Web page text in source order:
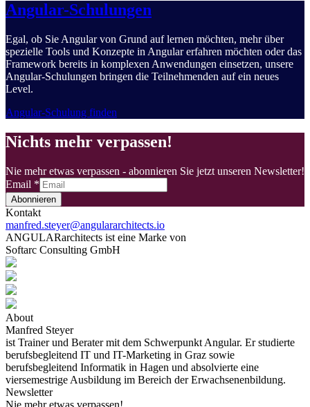
Angular-Schulungen
Egal, ob Sie Angular von Grund auf lernen möchten, mehr über
spezielle Tools und Konzepte in Angular erfahren möchten oder das
Framework bereits in komplexen Anwendungen einsetzen, unsere
Angular-Schulungen bringen die Teilnehmenden auf ein neues
Level.
Angular-Schulung finden
Nichts mehr verpassen!
Nie mehr etwas verpassen - abonnieren Sie jetzt unseren Newsletter!
Email *
Abonnieren
Kontakt
manfred.steyer@angulararchitects.io
ANGULARarchitects ist eine Marke von
Softarc Consulting GmbH
About
Manfred Steyer
ist Trainer und Berater mit dem Schwerpunkt Angular. Er studierte
berufsbegleitend IT und IT-Marketing in Graz sowie
berufsbegleitend Informatik in Hagen und absolvierte eine
viersemestrige Ausbildung im Bereich der Erwachsenenbildung.
Newsletter
Nie mehr etwas verpassen!